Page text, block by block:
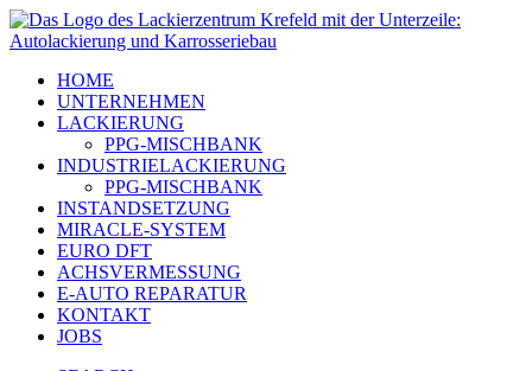
Springe
zum
HOME
UNTERNEHMEN
LACKIERUNG
PPG-MISCHBANK
INDUSTRIELACKIERUNG
PPG-MISCHBANK
INSTANDSETZUNG
MIRACLE-SYSTEM
EURO DFT
ACHSVERMESSUNG
E-AUTO REPARATUR
KONTAKT
JOBS